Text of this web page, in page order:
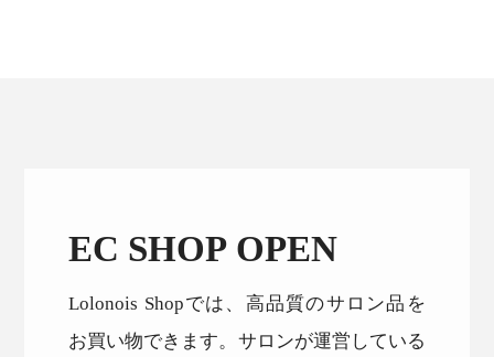
EC SHOP OPEN
Lolonois Shopでは、高品質のサロン品を
お買い物できます。サロンが運営している